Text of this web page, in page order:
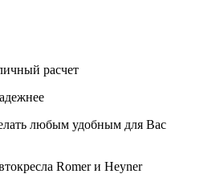
расчет
любым удобным для Вас
Romer и Heyner